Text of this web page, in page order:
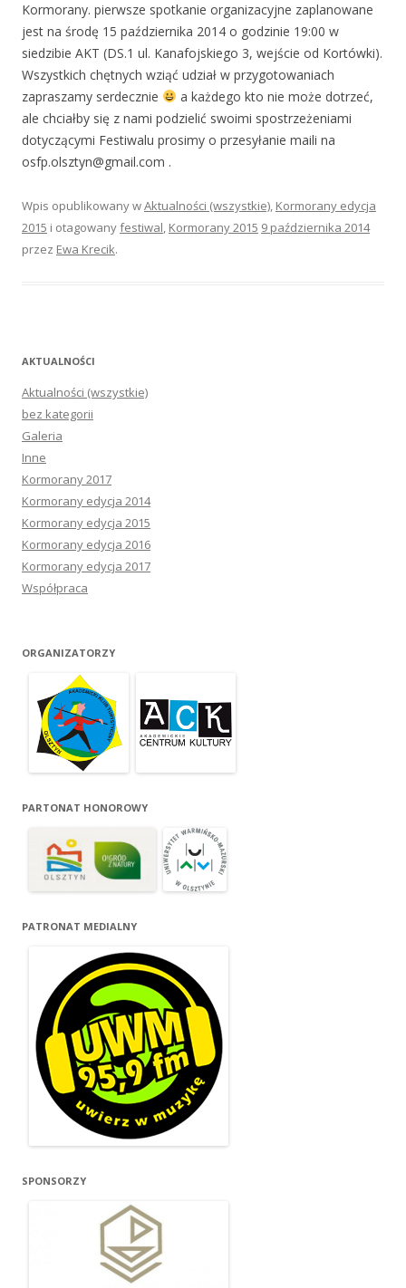
Kormorany. pierwsze spotkanie organizacyjne zaplanowane
jest na środę 15 października 2014 o godzinie 19:00 w
siedzibie AKT (DS.1 ul. Kanafojskiego 3, wejście od Kortówki).
Wszystkich chętnych wziąć udział w przygotowaniach
zapraszamy serdecznie
a każdego kto nie może dotrzeć,
ale chciałby się z nami podzielić swoimi spostrzeżeniami
dotyczącymi Festiwalu prosimy o przesyłanie maili na
osfp.olsztyn@gmail.com .
Wpis opublikowany wAktualności (wszystkie), Kormorany edycja
2015 i otagowanyfestiwal, Kormorany 2015 9 października 2014
przez Ewa Krecik.
AKTUALNOŚCI
Aktualności (wszystkie)
bez kategorii
Galeria
Inne
Kormorany 2017
Kormorany edycja 2014
Kormorany edycja 2015
Kormorany edycja 2016
Kormorany edycja 2017
Współpraca
ORGANIZATORZY
PARTONAT HONOROWY
PATRONAT MEDIALNY
SPONSORZY